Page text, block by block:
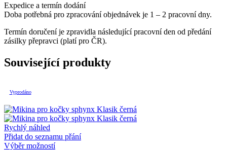
Expedice a termín dodání
Doba potřebná pro zpracování objednávek je 1 – 2 pracovní dny.
Termín doručení je zpravidla následující pracovní den od předání
zásilky přepravci (platí pro ČR).
Související produkty
Vyprodáno
Rychlý náhled
Přidat do seznamu přání
Výběr možnostíTento